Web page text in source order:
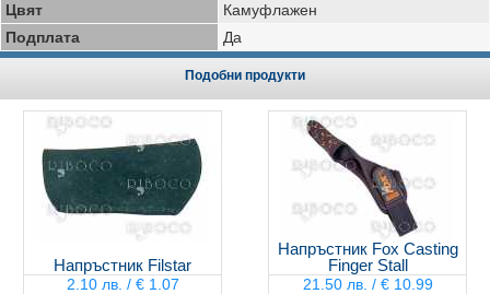
Цвят
Камуфлажен
Подплата
Да
Подобни продукти
Напръстник Filstar
2.10 лв. / € 1.07
Напръстник Fox Casting
Finger Stall
21.50 лв. / € 10.99